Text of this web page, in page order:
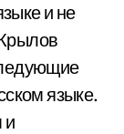
и не
языке.
и